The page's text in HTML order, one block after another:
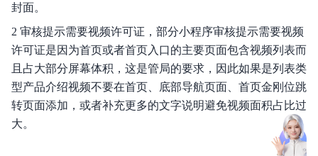
API参考
相关协议
售后服务方式
封面。
2 审核提示需要视频许可证，部分小程序审核提示需要视频
许可证是因为首页或者首页入口的主要页面包含视频列表而
且占大部分屏幕体积，这是管局的要求，因此如果是列表类
型产品介绍视频不要在首页、底部导航页面、首页金刚位跳
转页面添加，或者补充更多的文字说明避免视频面积占比过
大。